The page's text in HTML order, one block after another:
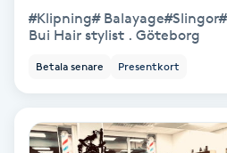
Skäggfärgning
Skäggklippning
Skäggtrimmning
#Klipning#
Bui Hair stylist . Göteborg
Betala senare Presentkort